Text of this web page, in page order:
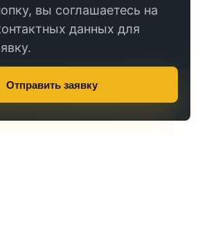
вы соглашаетесь на
данных для
Отправить заявку